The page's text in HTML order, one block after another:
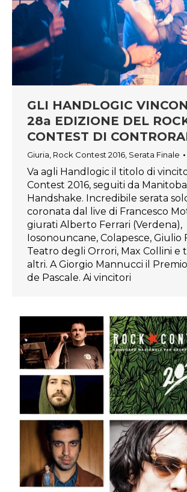
GLI HANDLOGIC
28a EDIZIONE DEL
CONTEST DI
Giuria Rock Contest 2016 Serata Finale
Va agli Handlogic il titolo di
Contest 2016, seguiti da
Handshake. Incredibile serata
coronata dal live di Francesco
giurati Alberto Ferrari (Verdena),
Iosonouncane, Colapesce, Giulio
Teatro degli Orrori, Max Collini e
altri. A Giorgio Mannucci il
de Pascale. Ai vincitori